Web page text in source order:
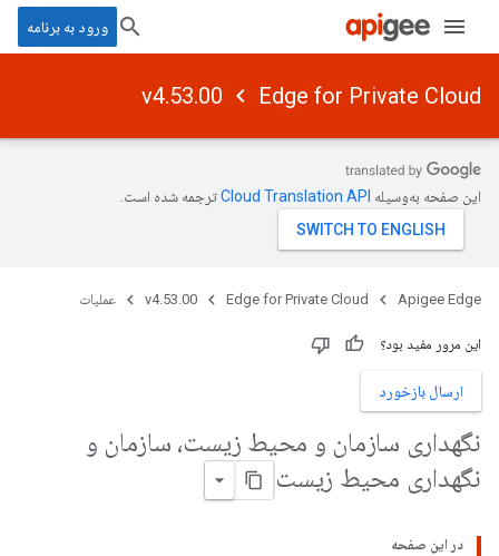
ورود به برنامه
Edge for Private Cloud
v4.53.00
این صفحه به‌وسیله ترجمه شده است.
Apigee Edge
Edge for Private Cloud
v4.53.00 عملیات
این مرور مفید بود؟
ارسال بازخورد
نگهداری سازمان و محیط زیست، سازمان و
نگهداری محیط زیست
در این صفحه